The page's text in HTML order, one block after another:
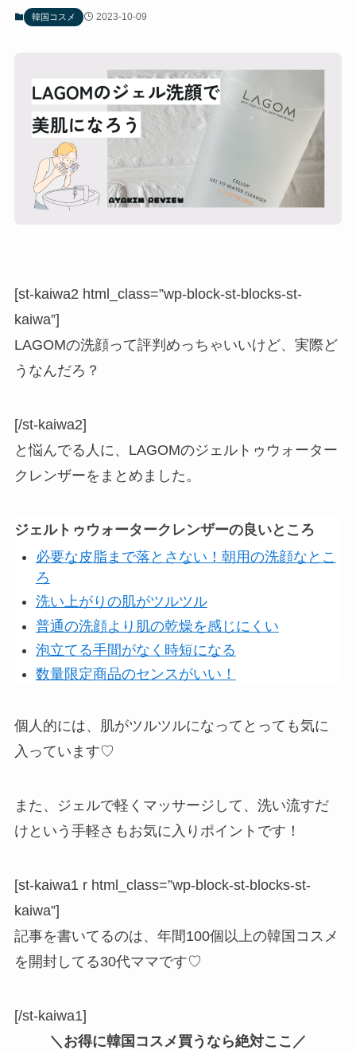
韓国コスメ 2023-10-09
[st-kaiwa2 html_class=”wp-block-st-blocks-st-
kaiwa”]
LAGOMの洗顔って評判めっちゃいいけど、実際ど
うなんだろ？
[/st-kaiwa2]
と悩んでる人に、 LAGOMのジェルトゥウォーター
クレンザーをまとめました。
ジェルトゥウォータークレンザーの良いところ
必要な皮脂まで落とさない！朝用の洗顔なとこ
ろ
洗い上がりの肌がツルツル
普通の洗顔より肌の乾燥を感じにくい
泡立てる手間がなく時短になる
数量限定商品のセンスがいい！
個人的には、肌がツルツルになってとっても気に
入っています♡
また、
ジェルで軽くマッサージして、洗い流すだ
け という手軽さもお気に入りポイントです！
[st-kaiwa1 r html_class=”wp-block-st-blocks-st-
kaiwa”]
記事を書いてるのは、年間100個以上の韓国コスメ
を開封してる30代ママです♡
[/st-kaiwa1]
＼お得に韓国コスメ買うなら絶対ここ／